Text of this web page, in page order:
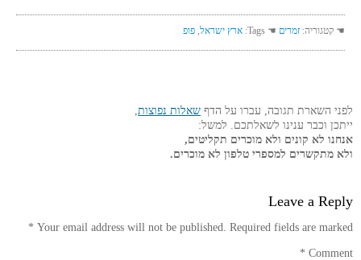
☚ קטגוריה: זמרים ☚ Tags: ארץ ישראל, פופ
לפני השארת תגובה, עברו על הדף שאלות נפוצות,
ייתכן וכבר ענינו לשאלתכם. למשל:
אנחנו לא קונים ולא מוכרים תקליטים,
ולא מתקשרים למספרי טלפון לא מוכרים.
Leave a Reply
Your email address will not be published. Required fields are marked
*
Comment
*